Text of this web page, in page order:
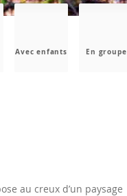
Avec enfants En groupe
au creux d’un paysage